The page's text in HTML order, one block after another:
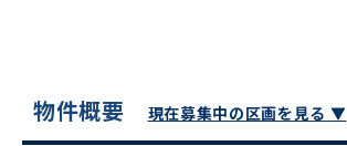
物件概要 現在募集中の区画を見る ▼